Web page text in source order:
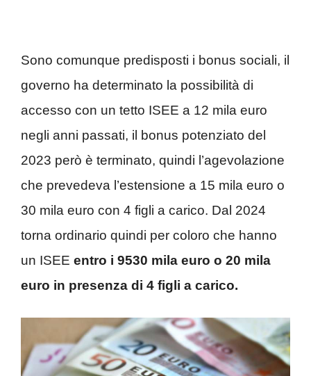
Sono comunque predisposti i bonus sociali, il
governo ha determinato la possibilità di
accesso con un tetto ISEE a 12 mila euro
negli anni passati, il bonus potenziato del
2023 però è terminato, quindi l’agevolazione
che prevedeva l’estensione a 15 mila euro o
30 mila euro con 4 figli a carico. Dal 2024
torna ordinario quindi per coloro che hanno
un ISEE entro i 9530 mila euro o 20 mila
euro in presenza di 4 figli a carico.